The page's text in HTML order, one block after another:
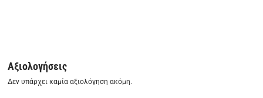
Αξιολογήσεις
Δεν υπάρχει καμία αξιολόγηση ακόμη.